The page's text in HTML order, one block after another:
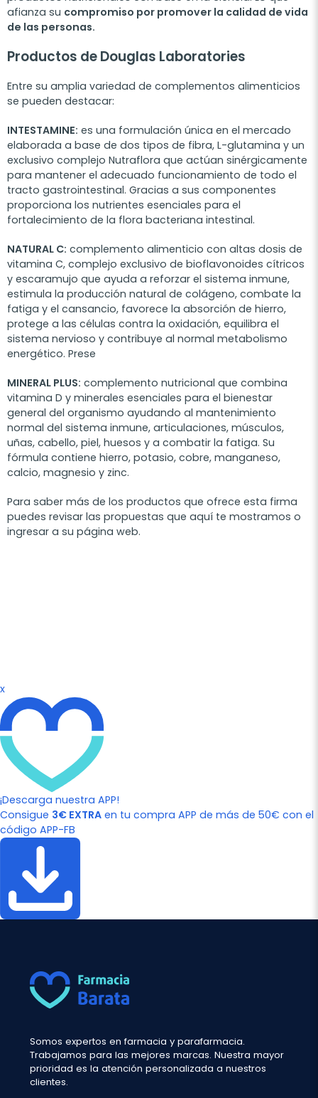
afianza su compromiso por promover la calidad de vida
de las personas.
Productos de Douglas Laboratories
Entre su amplia variedad de complementos alimenticios
se pueden destacar:
INTESTAMINE: es una formulación única en el mercado
elaborada a base de dos tipos de fibra, L-glutamina y un
exclusivo complejo Nutraflora que actúan sinérgicamente
para mantener el adecuado funcionamiento de todo el
tracto gastrointestinal. Gracias a sus componentes
proporciona los nutrientes esenciales para el
fortalecimiento de la flora bacteriana intestinal.
NATURAL C: complemento alimenticio con altas dosis de
vitamina C, complejo exclusivo de bioflavonoides cítricos
y escaramujo que ayuda a reforzar el sistema inmune,
estimula la producción natural de colágeno, combate la
fatiga y el cansancio, favorece la absorción de hierro,
protege a las células contra la oxidación, equilibra el
sistema nervioso y contribuye al normal metabolismo
energético. Prese
MINERAL PLUS: complemento nutricional que combina
vitamina D y minerales esenciales para el bienestar
general del organismo ayudando al mantenimiento
normal del sistema inmune, articulaciones, músculos,
uñas, cabello, piel, huesos y a combatir la fatiga. Su
fórmula contiene hierro, potasio, cobre, manganeso,
calcio, magnesio y zinc.
Para saber más de los productos que ofrece esta firma
puedes revisar las propuestas que aquí te mostramos o
ingresar a su página web.
x
¡Descarga nuestra APP!
Consigue 3€ EXTRA en tu compra APP de más de 50€ con el
código APP-FB
Somos expertos en farmacia y parafarmacia.
Trabajamos para las mejores marcas. Nuestra mayor
prioridad es la atención personalizada a nuestros
clientes.